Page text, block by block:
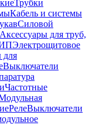
Трубки
Кабель и системы
Силовой
Аксессуары для труб,
Электрощитовое
для
Выключатели
Частотные
РелеВыключатели